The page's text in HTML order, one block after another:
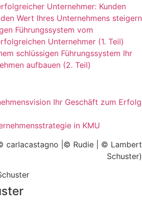
Unternehmer: Kunden
Wert Ihres Unternehmens steigern
Führungssystem vom
Unternehmer (1. Teil)
schlüssigen Führungssystem Ihr
aufbauen (2. Teil)
Ihr Geschäft zum Erfolg
in KMU
carlacastagno |© Rudie | © Lambert
Schuster)